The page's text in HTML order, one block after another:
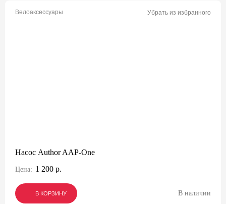
Велоаксессуары Убрать из избранного
Насос Author AAP-One
Цена: 1 200 р.
В КОРЗИНУ
В КОРЗИНУ
В КОРЗИНУ В наличии